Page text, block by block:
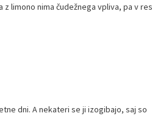
limono nima čudežnega vpliva, pa v
dni. A nekateri se ji izogibajo, saj so